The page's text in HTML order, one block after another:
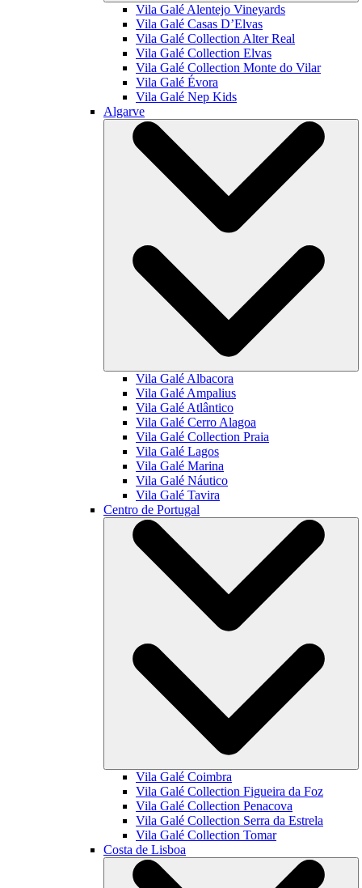
Vila Galé Alentejo Vineyards
Vila Galé Casas D’Elvas
Vila Galé Collection Alter Real
Vila Galé Collection Elvas
Vila Galé Collection Monte do Vilar
Vila Galé Évora
Vila Galé Nep Kids
Algarve
Vila Galé Albacora
Vila Galé Ampalius
Vila Galé Atlântico
Vila Galé Cerro Alagoa
Vila Galé Collection Praia
Vila Galé Lagos
Vila Galé Marina
Vila Galé Náutico
Vila Galé Tavira
Centro de Portugal
Vila Galé Coimbra
Vila Galé Collection Figueira da Foz
Vila Galé Collection Penacova
Vila Galé Collection Serra da Estrela
Vila Galé Collection Tomar
Costa de Lisboa